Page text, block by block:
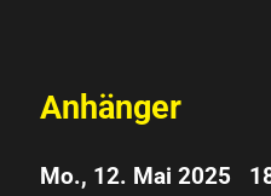
Anhänger
Mo., 12. Mai 2025